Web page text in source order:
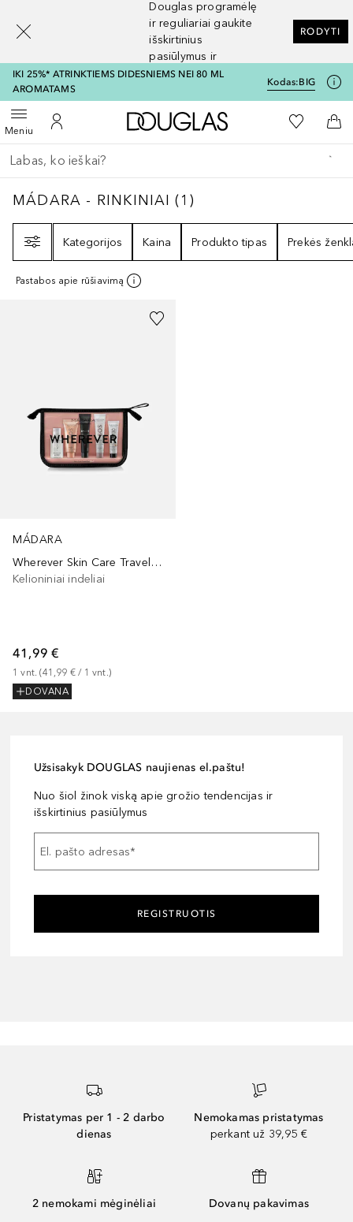
Douglas programėlę
ir reguliariai gaukite
išskirtinius
pasiūlymus ir
nuolaidas
RODYTI
IKI 25%* ATRINKTIEMS DIDESNIEMS NEI 80 ML
AROMATAMS
Kodas:BIG
MeniuAtidaryti meniuĮ mano paskyrą
Į Douglas pagrindinį
Į mano
Į
Grįžk atgal
Vykdykite paiešką
MÁDARA - RINKINIAI 1
MÁDARA - RINKINIAI (1 )
Kategorijos
Kaina Produkto tipas Prekės
Pastabos apie rūšiavimą
MÁDARA
Wherever Skin Care Travel Set 5in1
Kelioniniai indeliai
41,99 €
1 vnt. (41,99 € / 1 vnt.)
DOVANA
Užsisakyk DOUGLAS naujienas el.paštu!
Nuo šiol žinok viską apie grožio tendencijas ir
išskirtinius pasiūlymus
El. pašto adresas*
REGISTRUOTIS
Pristatymas per 1 - 2 darbo
dienas
Nemokamas pristatymas
perkant už 39,95 €
2 nemokami mėginėliai Dovanų pakavimas
[navigation.slideout.screenreader]